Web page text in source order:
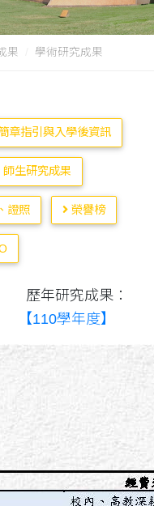
果 學術研究成果
章指引與入學後資訊
師生研究成果
證照 榮譽榜
研究成果：
【110學年度】